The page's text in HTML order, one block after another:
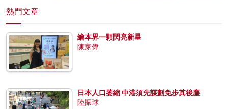
熱門文章
繪本界一顆閃亮新星
陳家偉
日本人口萎縮 中港須先謀劃免步其後塵
陸振球